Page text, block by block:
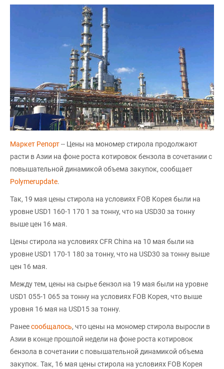
Маркет Репорт-- Цены на мономер стирола продолжают
расти в Азии на фоне роста котировок бензола в сочетании с
повышательной динамикой объема закупок, сообщает
Polymerupdate.
Так, 19 мая цены стирола на условиях FOB Корея были на
уровне USD1 160-1 170 1 за тонну, что на USD30 за тонну
выше цен 16 мая.
Цены стирола на условиях CFR China на 10 мая были на
уровне USD1 170-1 180 за тонну, что на USD30 за тонну выше
цен 16 мая.
Между тем, цены на сырье бензол на 19 мая были на уровне
USD1 055-1 065 за тонну на условиях FOB Корея, что выше
уровня 16 мая на USD15 за тонну.
Ранеесообщалось, что цены на мономер стирола выросли в
Азии в конце прошлой недели на фоне роста котировок
бензола в сочетании с повышательной динамикой объема
закупок. Так, 16 мая цены стирола на условиях FOB Корея